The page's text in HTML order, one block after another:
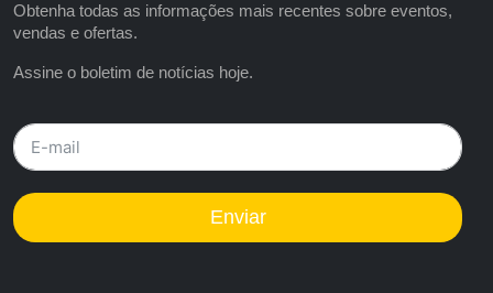
Obtenha todas as informações mais recentes sobre eventos,
vendas e ofertas.
Assine o boletim de notícias hoje.
Enviar